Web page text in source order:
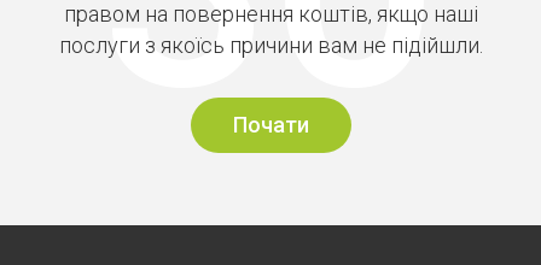
правом на повернення коштів, якщо наші
послуги з якоїсь причини вам не підійшли.
Почати